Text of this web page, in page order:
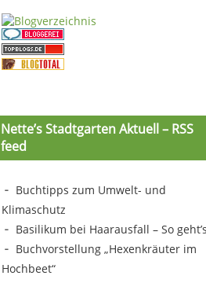
Nette’s Stadtgarten Aktuell – RSS
feed
Buchtipps zum Umwelt- und
Klimaschutz
Basilikum bei Haarausfall – So geht’s
Buchvorstellung „Hexenkräuter im
Hochbeet“